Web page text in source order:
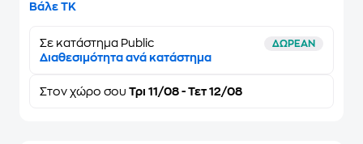
Βάλε ΤΚ
Σε κατάστημα Public ΔΩΡΕΑΝ
Διαθεσιμότητα ανά κατάστημα
Στον χώρο σου Τρι 11/08 - Τετ 12/08